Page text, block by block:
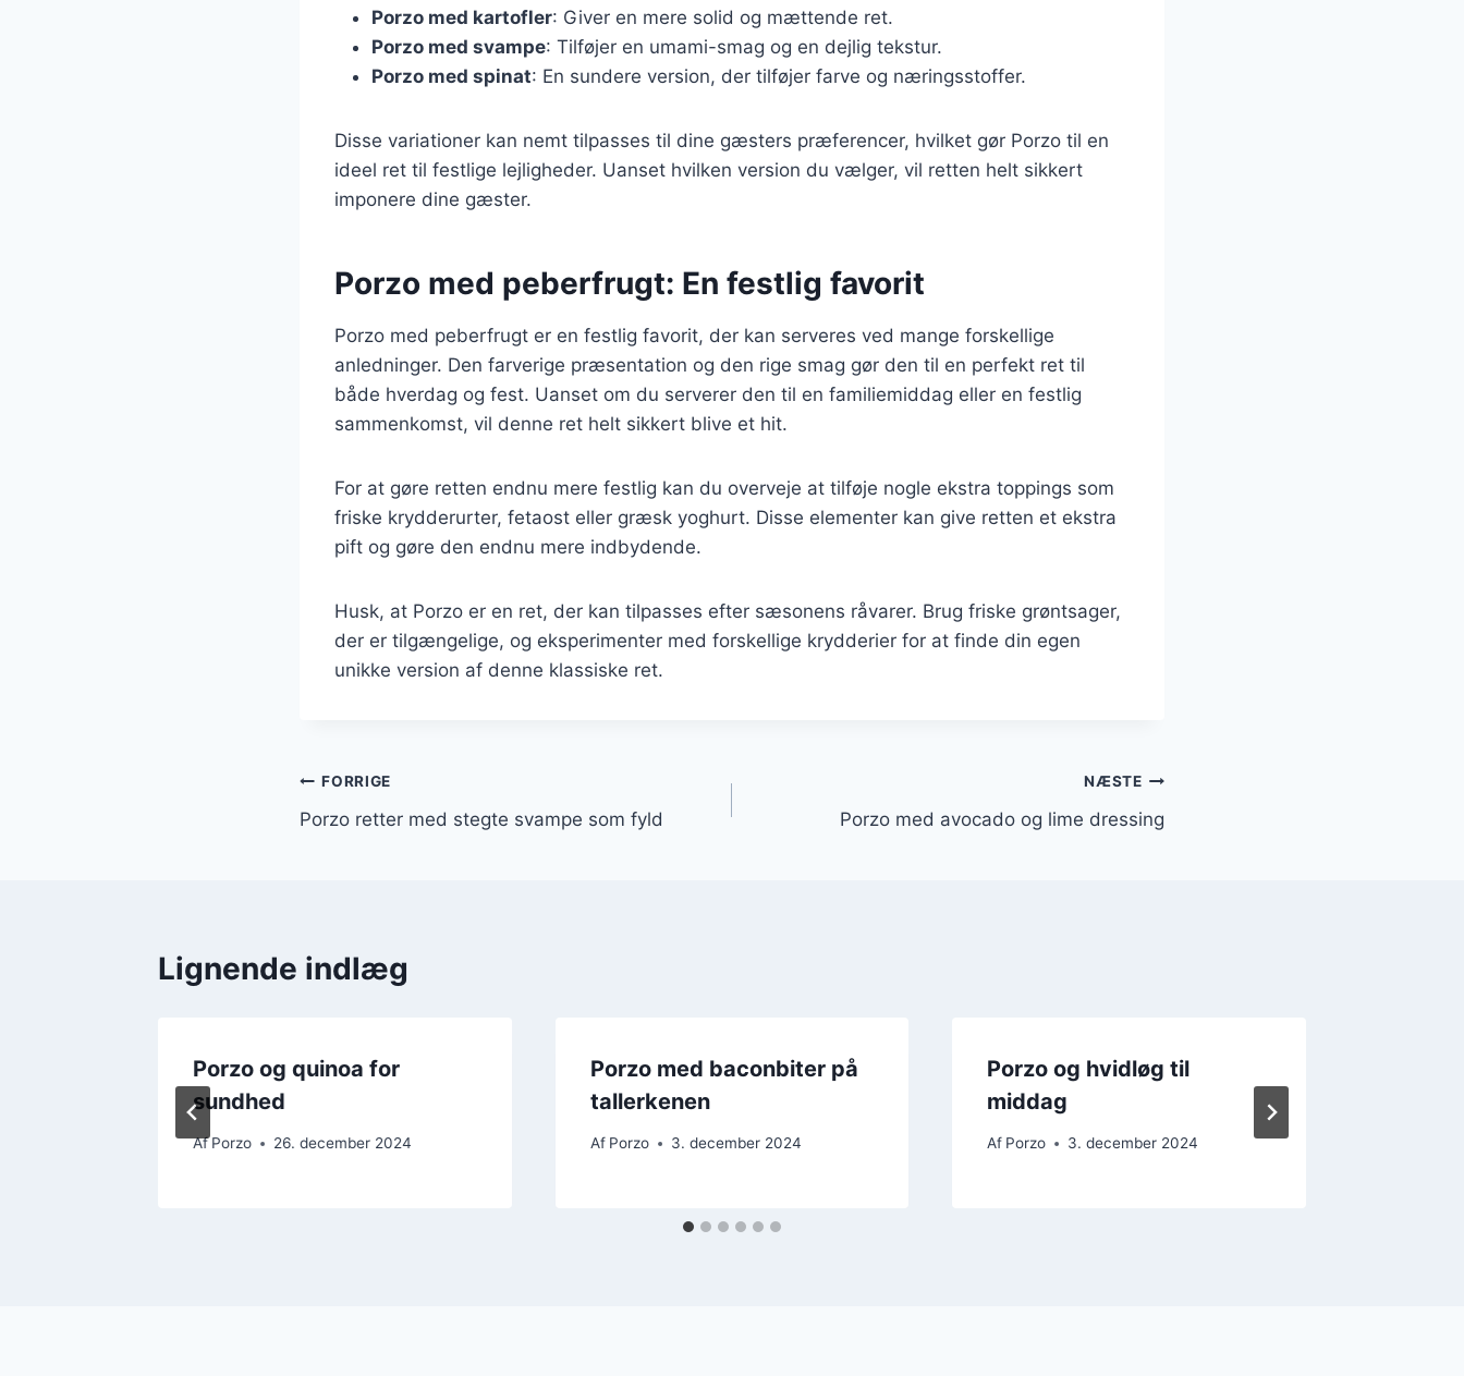
Porzo med kartofler: Giver en mere solid og mættende ret.
Porzo med svampe: Tilføjer en umami-smag og en dejlig tekstur.
Porzo med spinat: En sundere version, der tilføjer farve og næringsstoffer.
Disse variationer kan nemt tilpasses til dine gæsters præferencer, hvilket gør Porzo til en
ideel ret til festlige lejligheder. Uanset hvilken version du vælger, vil retten helt sikkert
imponere dine gæster.
Porzo med peberfrugt: En festlig favorit
Porzo med peberfrugt er en festlig favorit, der kan serveres ved mange forskellige
anledninger. Den farverige præsentation og den rige smag gør den til en perfekt ret til
både hverdag og fest. Uanset om du serverer den til en familiemiddag eller en festlig
sammenkomst, vil denne ret helt sikkert blive et hit.
For at gøre retten endnu mere festlig kan du overveje at tilføje nogle ekstra toppings som
friske krydderurter, fetaost eller græsk yoghurt. Disse elementer kan give retten et ekstra
pift og gøre den endnu mere indbydende.
Husk, at Porzo er en ret, der kan tilpasses efter sæsonens råvarer. Brug friske grøntsager,
der er tilgængelige, og eksperimenter med forskellige krydderier for at finde din egen
unikke version af denne klassiske ret.
Indlægsnavigation
FORRIGE
Porzo retter med stegte svampe som fyld
NÆSTE
Porzo med avocado og lime dressing
Lignende indlæg
Porzo og quinoa for
sundhed
Af Porzo 26. december 2024
Porzo med baconbiter på
tallerkenen
Af Porzo 3. december 2024
Porzo og hvidløg til
middag
Af Porzo 3. december 2024